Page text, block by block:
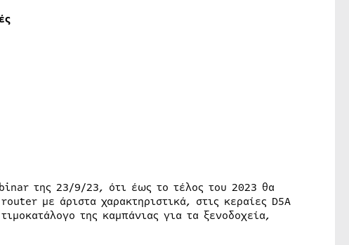
της 23/9/23, ότι έως το τέλος του 2023 θα
με άριστα χαρακτηριστικά, στις κεραίες D5A
της καμπάνιας για τα ξενοδοχεία,